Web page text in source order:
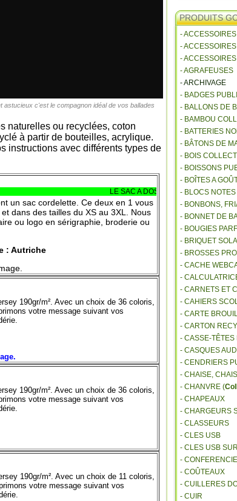
c'est le compagnon idéal de vos ballades
naturelles ou recyclées, coton
à partir de bouteilles, acrylique.
instructions avec différents types de
LE SAC A DOS DEVIENT UN SWEAT A
un sac cordelette. Ce deux en 1 vous
dans des tailles du XS au 3XL. Nous
ou logo en sérigraphie, broderie ou
: Autriche
190gr/m². Avec un choix de 36 coloris,
votre message suivant vos
190gr/m². Avec un choix de 36 coloris,
votre message suivant vos
190gr/m². Avec un choix de 11 coloris,
votre message suivant vos
PRODUITS
-
-
-
- AGRAFEUSES
- ARCHIVAGE
- BADGES
- BALLONS DE
- BAMBOU
- BATTERIES
- BÂTONS DE
- BOIS
- BOISSONS
- BOÎTES A
- BLOCS NOTES
- BONBONS,
- BONNET DE
- BOUGIES
- BRIQUET
- BROSSES
- CACHE
-
- CARNETS ET
- CAHIERS
- CARTE
- CARTON
- CASSE-TÊTES
- CASQUES
- CENDRIERS
- CHAISE,
- CHANVRE (
- CHAPEAUX
- CHARGEURS
- CLASSEURS
- CLES USB
- CLES USB
-
- COÛTEAUX
- CUILLERES
- CUIR